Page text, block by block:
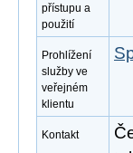
přístupu a
použití
Prohlížení
služby ve
veřejném
klientu
Kontakt